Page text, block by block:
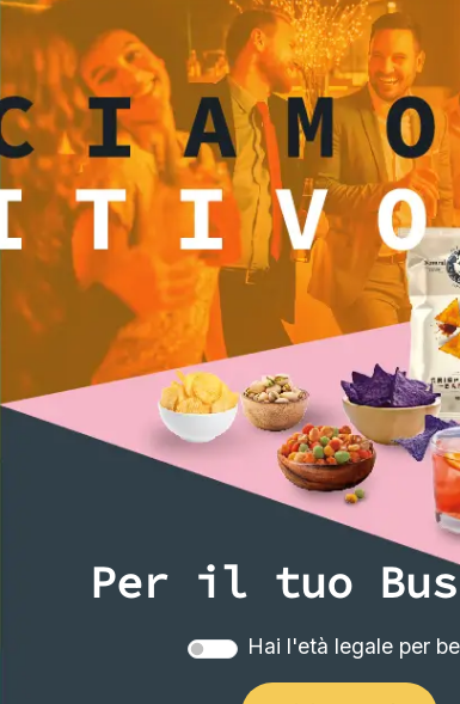
Per il tuo
Hai l'età legale per